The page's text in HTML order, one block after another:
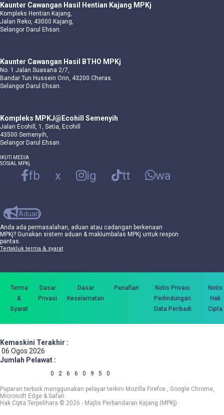
Kaunter Cawangan Hasil Hentian Kajang MPKj
Kompleks Hentian Kajang,
Jalan Reko, 43000 Kajang,
Selangor Darul Ehsan.
Kaunter Cawangan Hasil BTHO MPKj
No. 1 Jalan Suasana 2/7,
Bandar Tun Hussein Onn, 43200 Cheras.
Selangor Darul Ehsan.
Kompleks MPKJ@Ecohill Semenyih
Jalan Ecohill, 1, Setia, Ecohill
43500 Semenyih,
Selangor Darul Ehsan.
IKUTI MEDIA
SOSIAL MPKj
fb x ig tt wa
Aduan
Anda ada permasalahan, aduan atau cadangan berkenaan
MPKj? Gunakan sistem aduan & maklumbalas MPKj untuk respon
pantas.
Tertakluk terma & syarat
Terma
&
Syarat
Dasar
Privasi
Dasar
Keselamatan
Penafian
Notis Privasi
Perlindungan
Data Peribadi
Notis
Hak
Cipta
Kemaskini Terakhir :
06 Ogos 2026
Jumlah Pelawat :
0 2 6 6 0 9 5 0
Paparan terbaik menggunakan pelayar terkini Mozilla Firefox , Google Chrome,
Microsoft Edge & Safari.
Hak Cipta Terpelihara © 2026 - Majlis Perbandaran Kajang (MPKj).